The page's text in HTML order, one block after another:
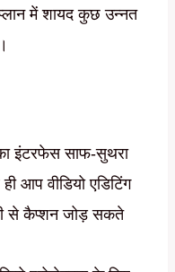
में शायद कुछ उन्नत
इंटरफेस साफ-सुथरा
आप वीडियो एडिटिंग
से कैप्शन जोड़ सकते